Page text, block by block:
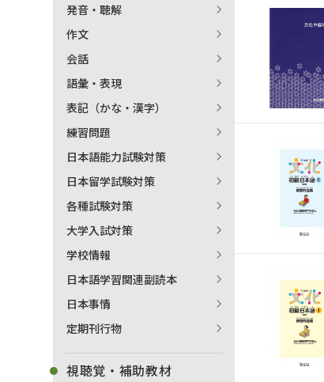
発音・聴解
作文
会話
語彙・表現
表記（かな・漢字）
練習問題
日本語能力試験対策
日本留学試験対策
各種試験対策
大学入試対策
学校情報
日本語学習関連副読本
日本事情
定期刊行物
視聴覚・補助教材